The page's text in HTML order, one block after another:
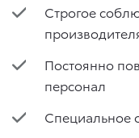
Строгое
Постоянно
персонал
Специальное